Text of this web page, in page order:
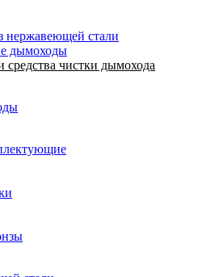
нержавеющей стали
дымоходы
средства чистки дымохода